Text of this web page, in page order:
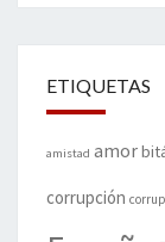
ETIQUETAS
amistad amor
corrupción